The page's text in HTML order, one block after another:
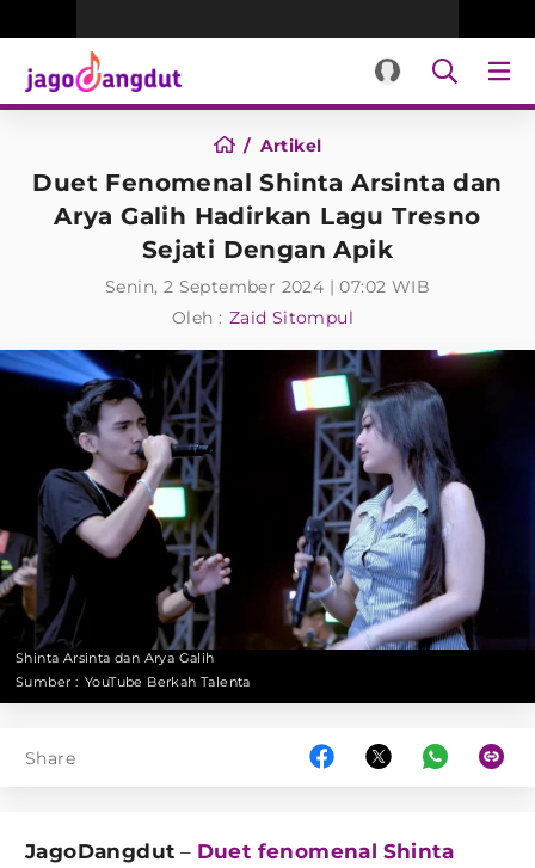
Artikel
Duet Fenomenal Shinta Arsinta dan
Arya Galih Hadirkan Lagu Tresno
Sejati Dengan Apik
Senin, 2 September 2024 | 07:02 WIB
Oleh : Zaid Sitompul
Shinta Arsinta dan Arya Galih
Sumber : YouTube Berkah Talenta
Share
JagoDangdut – Duet fenomenal Shinta